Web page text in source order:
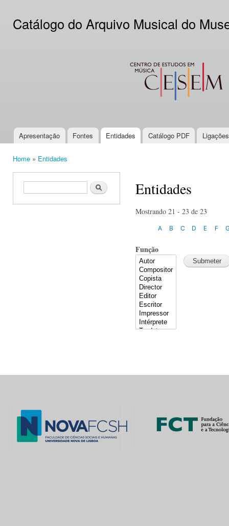
Catálogo do Arquivo Musical do
CESEM
Main menu
Apresentação Fontes Entidades Catálogo PDF
Home » Entidades
Search form Search Entidades
Mostrando 21 - 23 de 23
A B C D E F
Função